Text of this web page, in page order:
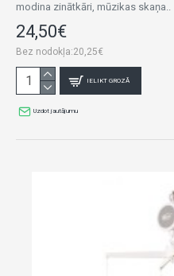
modina zinātkāri, mūzikas skaņa..
24,50€
Bez nodokļa:20,25€
IELIKT GROZĀ
Uzdot jautājumu